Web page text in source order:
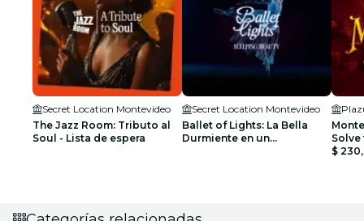
Secret Location Montevideo
The Jazz Room: Tributo al
Soul - Lista de espera
Secret Location Montevideo
Ballet of Lights: La Bella
Durmiente en un
Solve
$